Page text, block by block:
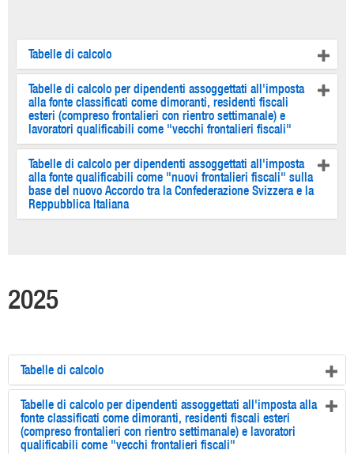
Tabelle di calcolo
Tabelle di calcolo per dipendenti assoggettati all'imposta
alla fonte classificati come dimoranti, residenti fiscali
esteri (compreso frontalieri con rientro settimanale) e
lavoratori qualificabili come "vecchi frontalieri fiscali"
Tabelle di calcolo per dipendenti assoggettati all'imposta
alla fonte qualificabili come "nuovi frontalieri fiscali" sulla
base del nuovo Accordo tra la Confederazione Svizzera e la
Reppubblica Italiana
2025
Tabelle di calcolo
Tabelle di calcolo per dipendenti assoggettati all'imposta alla
fonte classificati come dimoranti, residenti fiscali esteri
(compreso frontalieri con rientro settimanale) e lavoratori
qualificabili come "vecchi frontalieri fiscali"